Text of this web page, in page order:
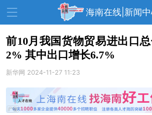
海南在线|新闻
资讯中心 热点 旅游
教育 健康 房产
前10月我国货物贸易进出口
2% 其中出口增长6.7%
新华网 2024-11-27 11:23